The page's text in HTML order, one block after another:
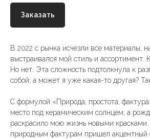
Заказать
В 2022 с рынка исчезли все материалы,
выстраивался мой стиль и ассортимент.
Но нет. Эта сложность подтолкнула к
собой: а может я уже какая-то другая?
С формулой «Природа, простота,
место под керамическим солнцем, а
раскрасило мою жизнь новыми
природным фактурам пришел акцентный